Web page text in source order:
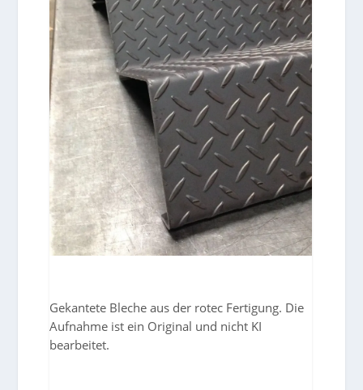
Gekantete Bleche aus der rotec Fertigung. Die
Aufnahme ist ein Original und nicht KI
bearbeitet.